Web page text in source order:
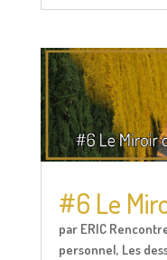
#6 Le
par ERIC
personnel, Les